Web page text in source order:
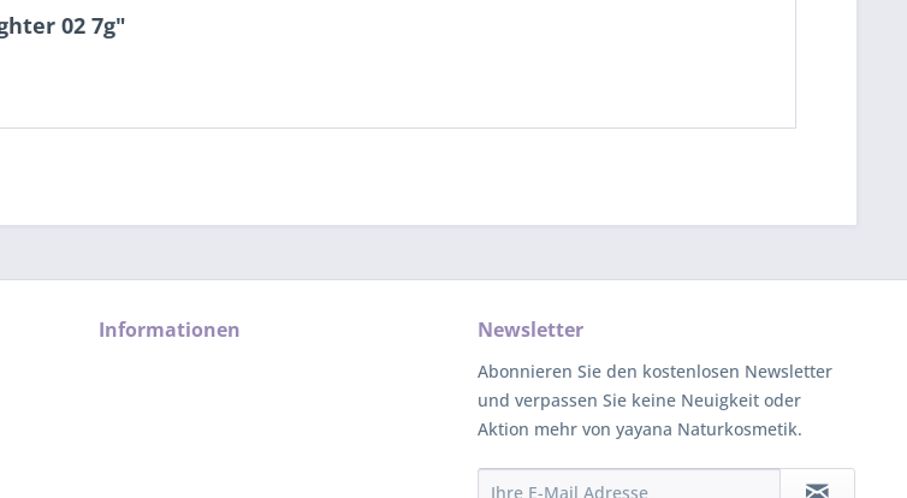
02 7g"
Informationen Newsletter
Abonnieren Sie den kostenlosen Newsletter
und verpassen Sie keine Neuigkeit oder
Aktion mehr von yayana Naturkosmetik.